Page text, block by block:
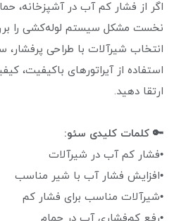
اگر از فشار کم آب در آشپزخانه،
نخست مشکل سیستم لوله‌کشی را
انتخاب شیرآلات با طراحی
استفاده از آیراتورهای باکیفیت،
ارتقا دهید.
🔑 کلمات کلیدی سئو:
•فشار کم آب در شیرآلات
•افزایش فشار آب با شیر مناسب
•شیرآلات مناسب برای فشار کم